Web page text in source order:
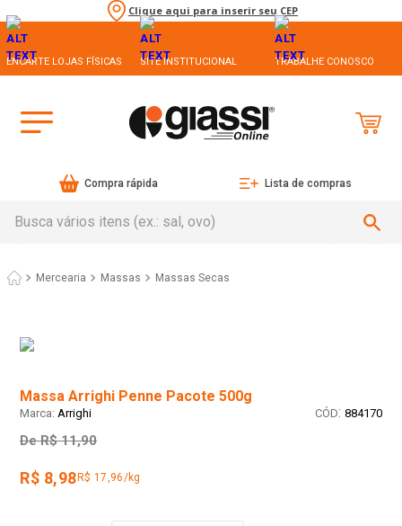
Clique aqui para inserir seu CEP
ENCARTE LOJAS FÍSICAS SITE INSTITUCIONAL TRABALHE CONOSCO
Compra rápida Lista de compras
Mercearia Massas Massas Secas
Massa Arrighi Penne Pacote 500g
Arrighi : 884170
De R$ 11,90
R$ 8,98 R$ 17,96/kg